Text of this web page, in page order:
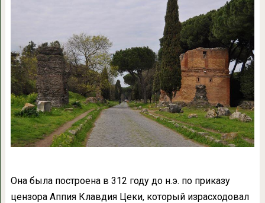
Она была построена в 312 году до н.э. по приказу
цензора Аппия Клавдия Цеки, который израсходовал